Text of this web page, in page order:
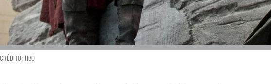
CRÉDITO: HBO